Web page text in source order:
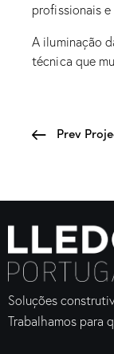
profissionais
A iluminação
técnica que
Prev
Soluções
Trabalhamos para